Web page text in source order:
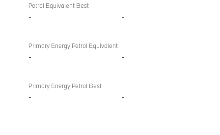
Petrol Equivalent Best
- -
Primary Energy Petrol Equivalent
- -
Primary Energy Petrol Best
- -